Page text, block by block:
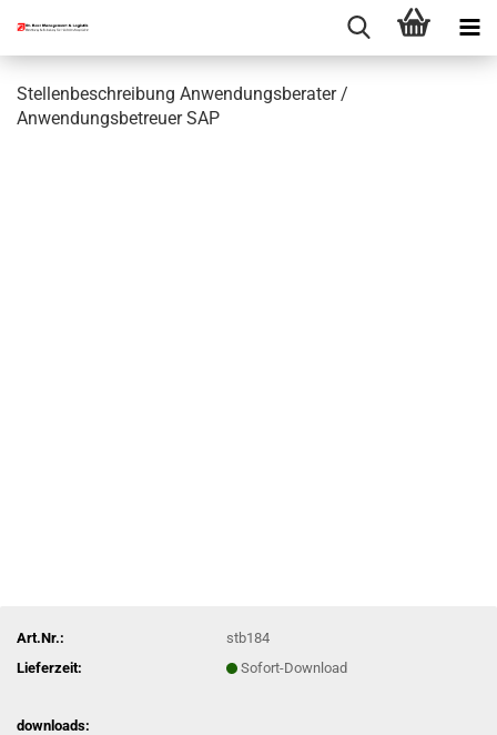
Stellenbeschreibung Anwendungsberater /
Anwendungsbetreuer SAP
Art.Nr.:
stb184
Lieferzeit:
Sofort-Download
downloads: